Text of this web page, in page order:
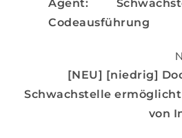
Agent:
Codeausführung
[NEU] [niedrig]
Schwachstelle
von